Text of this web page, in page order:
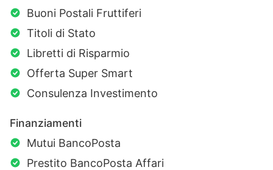
Buoni Postali Fruttiferi
Titoli di Stato
Libretti di Risparmio
Offerta Super Smart
Consulenza Investimento
Finanziamenti
Mutui BancoPosta
Prestito BancoPosta Affari